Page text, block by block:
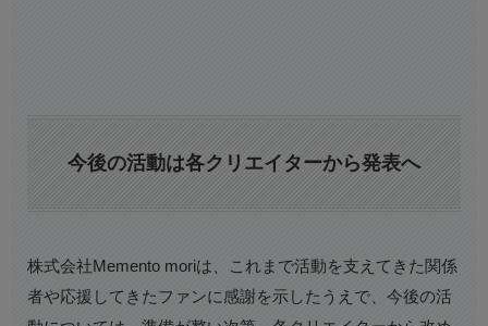
今後の活動は各クリエイターから発表へ
株式会社Memento moriは、これまで活動を支えてきた関係
者や応援してきたファンに感謝を示したうえで、今後の活